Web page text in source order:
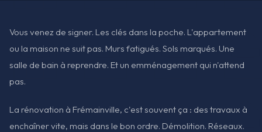
Vous venez de signer. Les clés dans la poche. L'appartement
ou la maison ne suit pas. Murs fatigués. Sols marqués. Une
salle de bain à reprendre. Et un emménagement qui n'attend
pas.
La rénovation à Frémainville, c'est souvent ça : des travaux à
enchaîner vite, mais dans le bon ordre. Démolition. Réseaux.